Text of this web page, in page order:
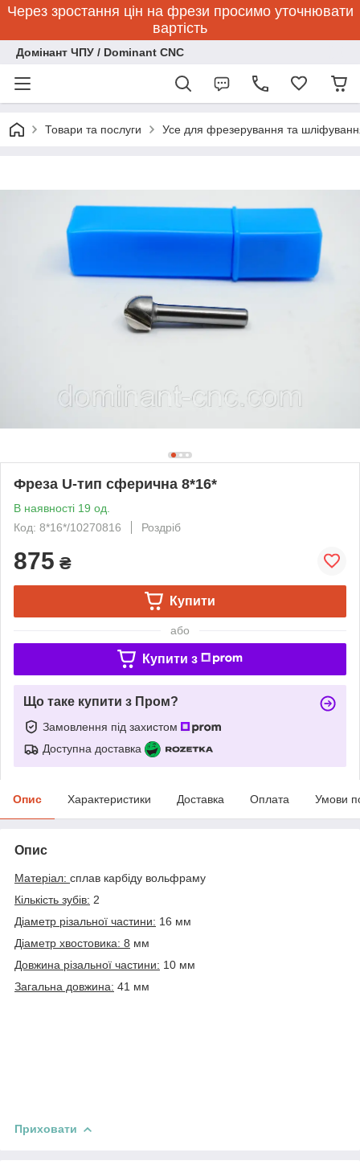
Через зростання цін на фрези просимо уточнювати
вартість
Домінант ЧПУ / Dominant CNC
Товари та послуги Усе для фрезерування та
Фреза U-тип сферична 8*16*
В наявності 19 од.
Код: 8*16*/10270816
Роздріб
875 ₴
Купити
або
Купити з
Що таке купити з Пром?
Замовлення під захистом
Доступна доставка
Опис Характеристики Доставка Оплата Умови
Опис
Матеріал: сплав карбіду вольфраму
Кількість зубів: 2
Діаметр різальної частини: 16 мм
Діаметр хвостовика: 8 мм
Довжина різальної частини: 10 мм
Загальна довжина: 41 мм
Приховати